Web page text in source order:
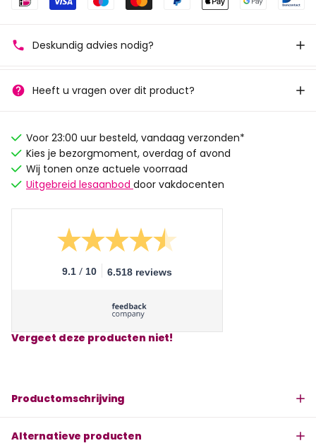
Deskundig advies nodig?
Heeft u vragen over dit product?
Voor 23:00 uur besteld, vandaag verzonden*
Kies je bezorgmoment, overdag of avond
Wij tonen onze actuele voorraad
Uitgebreid lesaanbod door vakdocenten
9.1 / 10 6.518 reviews
Vergeet deze producten niet!
Productomschrijving
Alternatieve producten